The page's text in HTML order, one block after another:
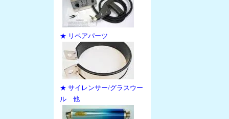
★ リペアパーツ
★ サイレンサー/グラスウー
ル 他